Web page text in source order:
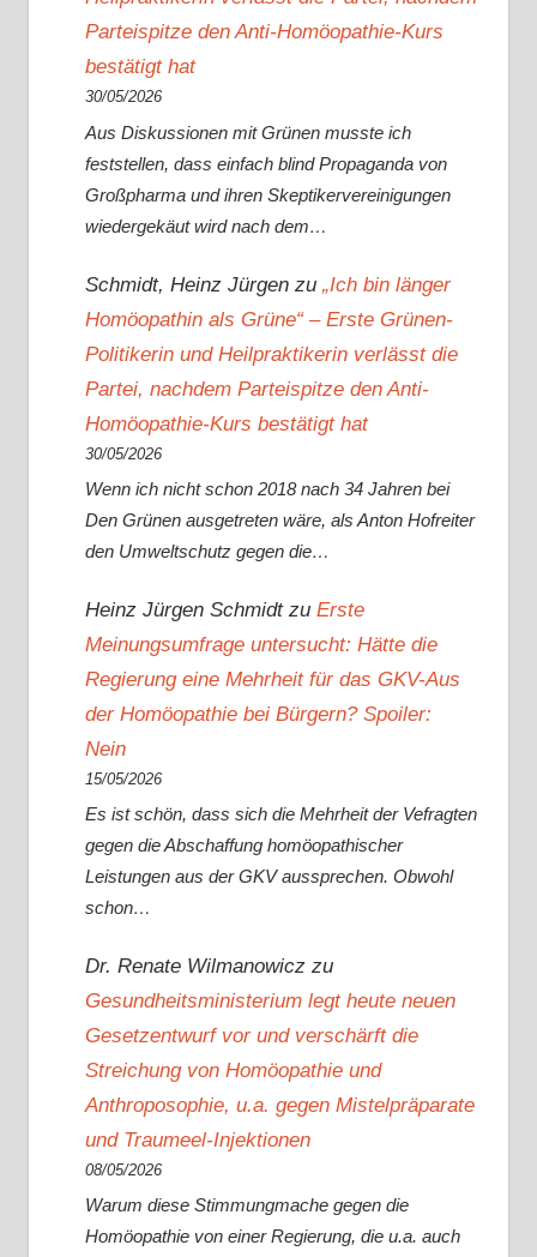
Parteispitze den Anti-Homöopathie-Kurs
bestätigt hat
30/05/2026
Aus Diskussionen mit Grünen musste ich
feststellen, dass einfach blind Propaganda von
Großpharma und ihren Skeptikervereinigungen
wiedergekäut wird nach dem…
Schmidt, Heinz Jürgenzu „Ich bin länger
Homöopathin als Grüne“ – Erste Grünen-
Politikerin und Heilpraktikerin verlässt die
Partei, nachdem Parteispitze den Anti-
Homöopathie-Kurs bestätigt hat
30/05/2026
Wenn ich nicht schon 2018 nach 34 Jahren bei
Den Grünen ausgetreten wäre, als Anton Hofreiter
den Umweltschutz gegen die…
Heinz Jürgen Schmidtzu Erste
Meinungsumfrage untersucht: Hätte die
Regierung eine Mehrheit für das GKV-Aus
der Homöopathie bei Bürgern? Spoiler:
Nein
15/05/2026
Es ist schön, dass sich die Mehrheit der Vefragten
gegen die Abschaffung homöopathischer
Leistungen aus der GKV aussprechen. Obwohl
schon…
Dr. Renate Wilmanowiczzu
Gesundheitsministerium legt heute neuen
Gesetzentwurf vor und verschärft die
Streichung von Homöopathie und
Anthroposophie, u.a. gegen Mistelpräparate
und Traumeel-Injektionen
08/05/2026
Warum diese Stimmungmache gegen die
Homöopathie von einer Regierung, die u.a. auch